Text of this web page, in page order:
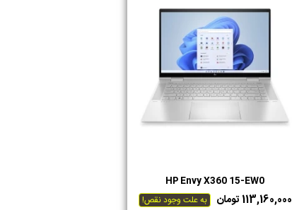
دوست داشتن
HP Envy X360 15-EW0
113,160,000 تومان به علت وجود نقص!